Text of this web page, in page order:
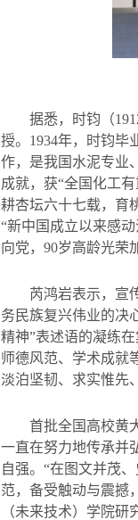
据悉，时钧（
授。 1934年，时钧毕
作，是我国水泥专业
成就，获“全国化工
耕杏坛六十七载，育
“新中国成立以来感
向党， 90岁高龄光荣
芮鸿岩表示，宣
务民族复兴伟业的决
精神”表述语的凝练
师德风范、学术成就
淡泊坚韧、求实惟先
首批全国高校黄
一直在努力地传承并
自强。“在图文并茂
范，备受触动与震撼
（未来技术）学院研